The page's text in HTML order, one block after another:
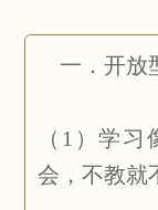
一．开放
（1）学
会，不教就